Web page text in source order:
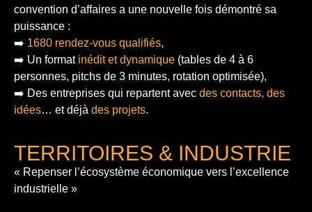
convention d’affaires a une nouvelle fois démontré sa
puissance :
➡️ 1680 rendez-vous qualifiés,
➡️ Un format inédit et dynamique (tables de 4 à 6
personnes, pitchs de 3 minutes, rotation optimisée),
➡️ Des entreprises qui repartent avec des contacts, des
idées… et déjà des projets.
TERRITOIRES & INDUSTRIE
« Repenser l’écosystème économique vers l’excellence
industrielle »